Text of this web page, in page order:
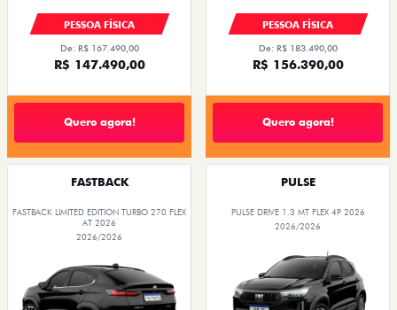
PESSOA FÍSICA
De: R$ 167.490,00
R$ 147.490,00
Quero agora!
PESSOA FÍSICA
De: R$ 183.490,00
R$ 156.390,00
Quero agora!
FASTBACK
FASTBACK LIMITED EDITION TURBO 270 FLEX
AT 2026
2026/2026
PULSE
PULSE DRIVE 1.3 MT FLEX 4P 2026
2026/2026